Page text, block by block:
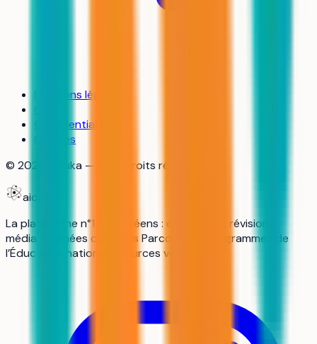
Mentions légales
Confidentialité
Cookies
© 2026 aiduka — tous droits réservés
aiduka
La plateforme n°1 des lycéens : orientation, révisions,
média. Données officielles Parcoursup, programmes de
l’Éducation nationale, sources vérifiées.